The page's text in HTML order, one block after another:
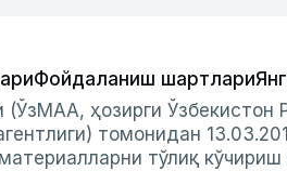
Фойдаланиш шартлари
(ЎзМАА, ҳозирги Ўзбекистон
томонидан
тўлиқ